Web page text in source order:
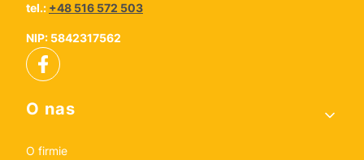
tel.: +48 516 572 503
NIP: 5842317562
Linki w stopce
O nas
O firmie